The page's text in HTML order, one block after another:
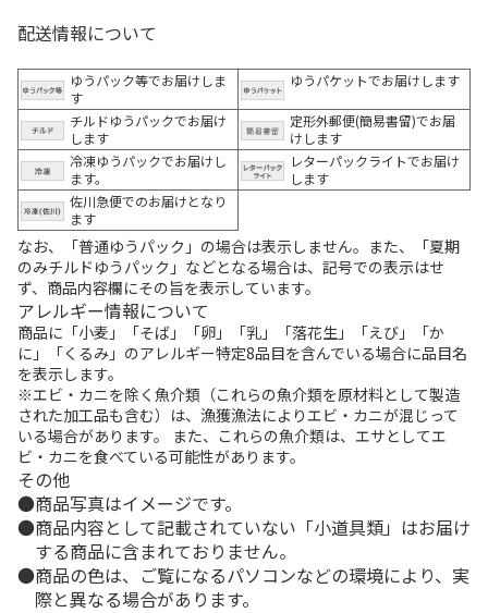
配送情報について
ゆうパック等でお届けしま
す
ゆうパケットでお届けします
チルドゆうパックでお届け
します
定形外郵便(簡易書留)でお届
けします
冷凍ゆうパックでお届けし
ます。
レターパックライトでお届け
します
佐川急便でのお届けとなり
ます
なお、「普通ゆうパック」の場合は表示しません。また、「夏期
のみチルドゆうパック」などとなる場合は、記号での表示はせ
ず、商品内容欄にその旨を表示しています。
アレルギー情報について
商品に「小麦」「そば」「卵」「乳」「落花生」「えび」「か
に」「くるみ」のアレルギー特定8品目を含んでいる場合に品目名
を表示します。
※エビ・カニを除く魚介類（これらの魚介類を原材料として製造
された加工品も含む）は、漁獲漁法によりエビ・カニが混じって
いる場合があります。 また、これらの魚介類は、エサとしてエ
ビ・カニを食べている可能性があります。
その他
商品写真はイメージです。
商品内容として記載されていない「小道具類」はお届け
する商品に含まれておりません。
商品の色は、ご覧になるパソコンなどの環境により、実
際と異なる場合があります。